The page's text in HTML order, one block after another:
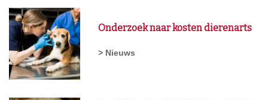
> Nieuws
Onderzoek naar kosten dierenarts